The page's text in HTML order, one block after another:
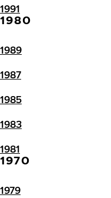
1991
1980
1989
1987
1985
1983
1981
1970
1979